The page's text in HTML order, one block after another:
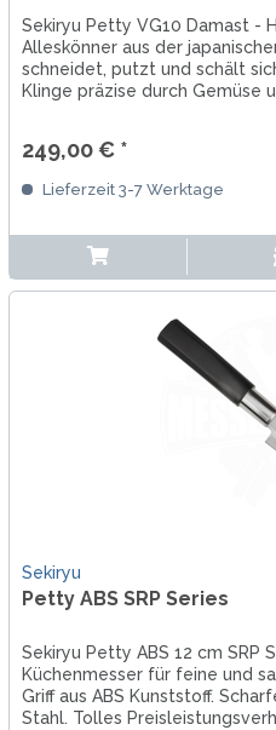
Sekiryu Petty VG10 Damast -
Alleskönner aus der
schneidet, putzt und schält
Klinge präzise durch Gemüse
249,00 € *
Lieferzeit 3-7 Werktage
Sekiryu
Petty ABS SRP Series
Sekiryu Petty ABS 12 cm SRP
Küchenmesser für feine und
Griff aus ABS Kunststoff.
Stahl. Tolles